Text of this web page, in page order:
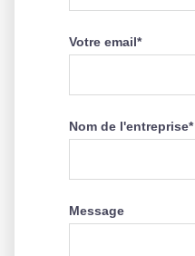
Votre email*
Nom de l'entreprise*
Message